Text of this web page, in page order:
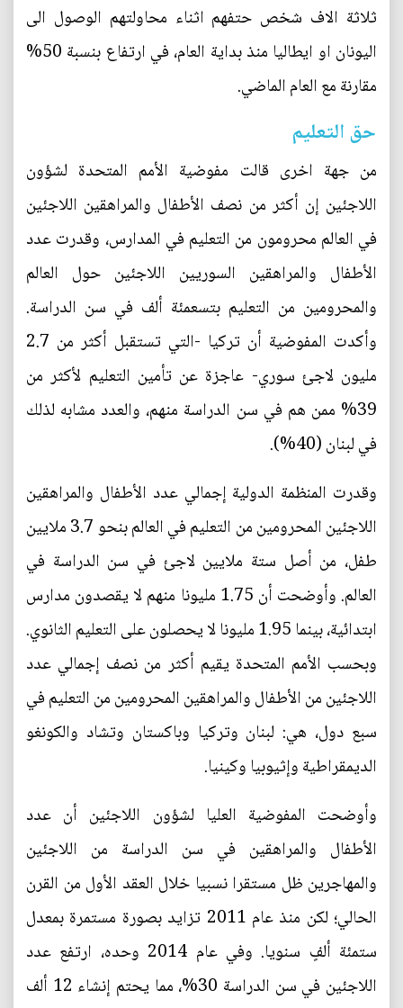
ثلاثة الاف شخص حتفهم اثناء محاولتهم الوصول الى
اليونان او ايطاليا منذ بداية العام، في ارتفاع بنسبة 50%
مقارنة مع العام الماضي.
حق التعليم
من جهة اخرى قالت مفوضية الأمم المتحدة لشؤون
اللاجئين إن أكثر من نصف الأطفال والمراهقين اللاجئين
في العالم محرومون من التعليم في المدارس، وقدرت عدد
الأطفال والمراهقين السوريين اللاجئين حول العالم
والمحرومين من التعليم بتسعمئة ألف في سن الدراسة.
وأكدت المفوضية أن تركيا -التي تستقبل أكثر من 2.7
مليون لاجئ سوري- عاجزة عن تأمين التعليم لأكثر من
39% ممن هم في سن الدراسة منهم، والعدد مشابه لذلك
في لبنان (40%).
وقدرت المنظمة الدولية إجمالي عدد الأطفال والمراهقين
اللاجئين المحرومين من التعليم في العالم بنحو 3.7 ملايين
طفل، من أصل ستة ملايين لاجئ في سن الدراسة في
العالم. وأوضحت أن 1.75 مليونا منهم لا يقصدون مدارس
ابتدائية، بينما 1.95 مليونا لا يحصلون على التعليم الثانوي.
وبحسب الأمم المتحدة يقيم أكثر من نصف إجمالي عدد
اللاجئين من الأطفال والمراهقين المحرومين من التعليم في
سبع دول، هي: لبنان وتركيا وباكستان وتشاد والكونغو
الديمقراطية وإثيوبيا وكينيا.
وأوضحت المفوضية العليا لشؤون اللاجئين أن عدد
الأطفال والمراهقين في سن الدراسة من اللاجئين
والمهاجرين ظل مستقرا نسبيا خلال العقد الأول من القرن
الحالي؛ لكن منذ عام 2011 تزايد بصورة مستمرة بمعدل
ستمئة ألفٍ سنويا. وفي عام 2014 وحده، ارتفع عدد
اللاجئين في سن الدراسة 30%، مما يحتم إنشاء 12 ألف